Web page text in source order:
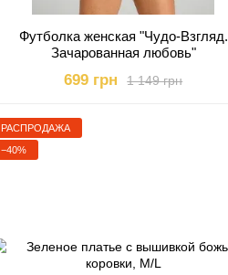
Футболка женская "Чудо-Взгляд.
Зачарованная любовь"
1 149 грн
699 грн
РАСПРОДАЖА
−40%